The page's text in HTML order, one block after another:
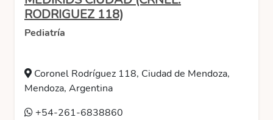
RODRIGUEZ 118)
Pediatría
Coronel Rodríguez 118, Ciudad de Mendoza,
Mendoza, Argentina
+54-261-6838860